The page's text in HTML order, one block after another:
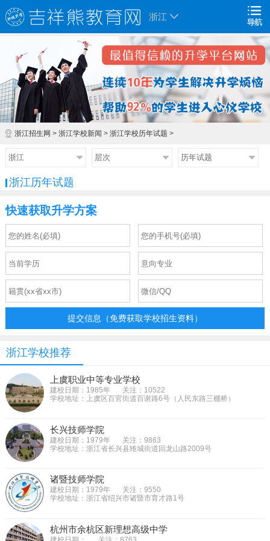
浙江
浙江招生网 > 浙江学校新闻 > 浙江学校历年试题 >
浙江 层次 历年试题
浙江历年试题
快速获取升学方案
提交信息（免费获取学校招生资料）
浙江学校推荐
上虞职业中等专业学校
建校日期：1985年
关注：10522
学校地址：上虞区百官街道百谢路6号（人民东路三棚桥）
长兴技师学院
建校日期：1979年
关注：9863
学校地址：浙江省长兴县雉城街道回龙山路2009号
诸暨技师学院
建校日期：1979年
关注：9550
学校地址：浙江省绍兴市诸暨市育才路1号
杭州市余杭区新理想高级中学